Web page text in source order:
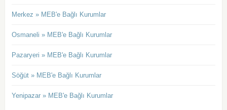
Merkez » MEB'e Bağlı Kurumlar
Osmaneli » MEB'e Bağlı Kurumlar
Pazaryeri » MEB'e Bağlı Kurumlar
Söğüt » MEB'e Bağlı Kurumlar
Yenipazar » MEB'e Bağlı Kurumlar